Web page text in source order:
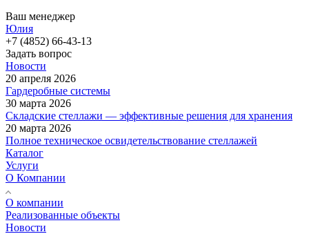
Ваш менеджер
Юлия
+7 (4852) 66-43-13
Задать вопрос
Новости
20 апреля 2026
Гардеробные системы
30 марта 2026
Складские стеллажи — эффективные решения для хранения
20 марта 2026
Полное техническое освидетельствование стеллажей
Каталог
Услуги
О Компании
О компании
Реализованные объекты
Новости